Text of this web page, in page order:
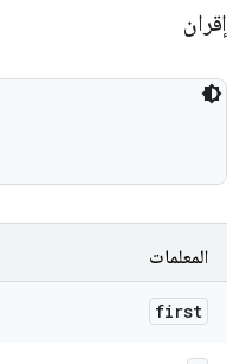
إقران
المعلمات
first